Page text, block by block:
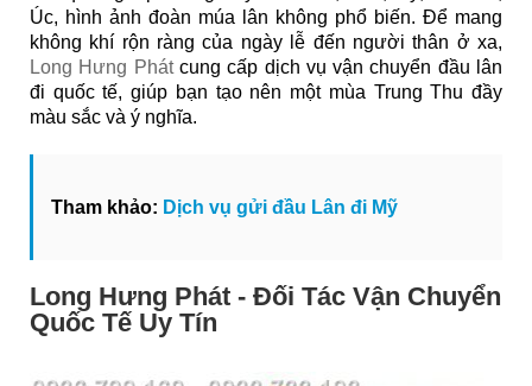
Úc, hình ảnh đoàn múa lân không phổ biến. Để mang
không khí rộn ràng của ngày lễ đến người thân ở xa,
Long Hưng Phátcung cấp dịch vụ vận chuyển đầu lân
đi quốc tế, giúp bạn tạo nên một mùa Trung Thu đầy
màu sắc và ý nghĩa.
Tham khảo: Dịch vụ gửi đầu Lân đi Mỹ
Long Hưng Phát - Đối Tác Vận Chuyển
Quốc Tế Uy Tín